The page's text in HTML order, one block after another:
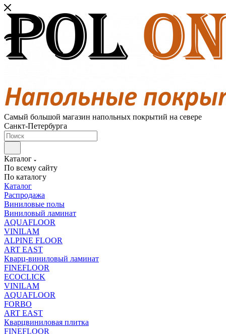
Самый большой магазин напольных покрытий на севере
Санкт-Петербурга
Каталог
По всему сайту
По каталогу
Каталог
Распродажа
Виниловые полы
Виниловый ламинат
AQUAFLOOR
VINILAM
ALPINE FLOOR
ART EAST
Кварц-виниловый ламинат
FINEFLOOR
ECOCLICK
VINILAM
AQUAFLOOR
FORBO
ART EAST
Кварцвиниловая плитка
FINEFLOOR